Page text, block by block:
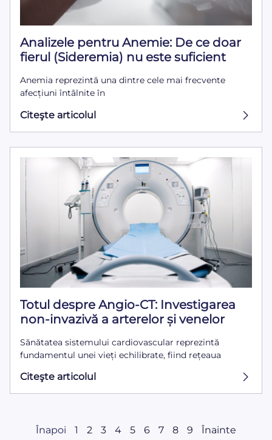
Analizele pentru Anemie: De ce doar
fierul (Sideremia) nu este suficient
Anemia reprezintă una dintre cele mai frecvente
afecțiuni întâlnite în
Citeşte articolul
Totul despre Angio-CT: Investigarea
non-invazivă a arterelor și venelor
Sănătatea sistemului cardiovascular reprezintă
fundamentul unei vieți echilibrate, fiind rețeaua
Citeşte articolul
Înapoi 1 2 3 4 5 6 7 8 9 Înainte